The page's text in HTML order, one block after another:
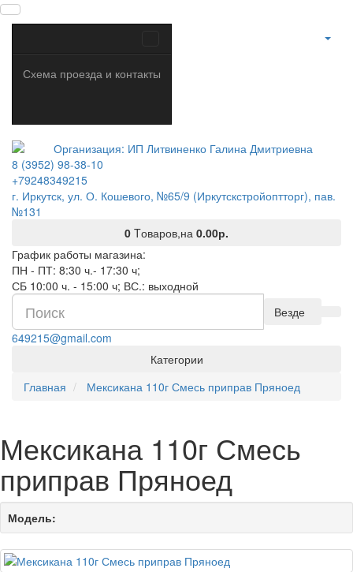
Схема проезда и контакты
8 (3952) 98-38-10
+79248349215
г. Иркутск, ул. О. Кошевого, №65/9 (Иркутскстройоптторг), пав.
№131
0 Tоваров,на 0.00р.
График работы магазина:
ПН - ПТ: 8:30 ч.- 17:30 ч;
СБ 10:00 ч. - 15:00 ч; ВС.: выходной
Везде
649215@gmail.com
Категории
Главная
Мексикана 110г Смесь приправ Пряноед
Мексикана 110г Смесь
приправ Пряноед
Модель: